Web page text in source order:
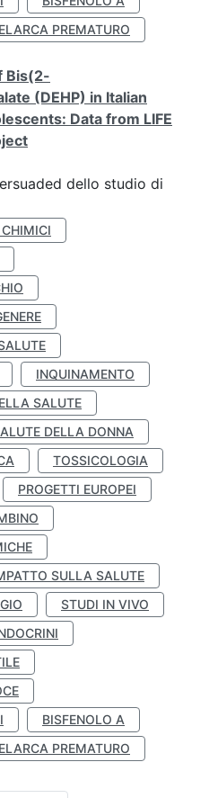
PREMATURO
Bis(2-
(DEHP) in Italian
Data from LIFE
dello studio di
INQUINAMENTO
SALUTE
DELLA DONNA
TOSSICOLOGIA
PROGETTI EUROPEI
SULLA SALUTE
STUDI IN VIVO
BISFENOLO A
PREMATURO